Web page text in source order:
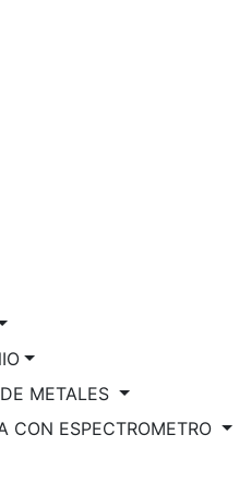
METALES
CON ESPECTROMETRO